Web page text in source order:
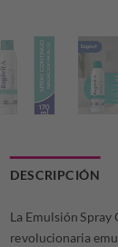
DESCRIPCIÓN
La Emulsión
revolucionaria